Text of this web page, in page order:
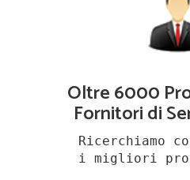
Oltre 6000
Fornitori di
Ricerchiamo
i migliori